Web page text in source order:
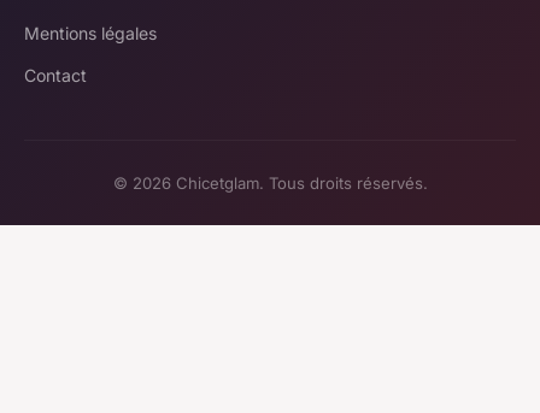
Mentions légales
Contact
© 2026 Chicetglam. Tous droits réservés.